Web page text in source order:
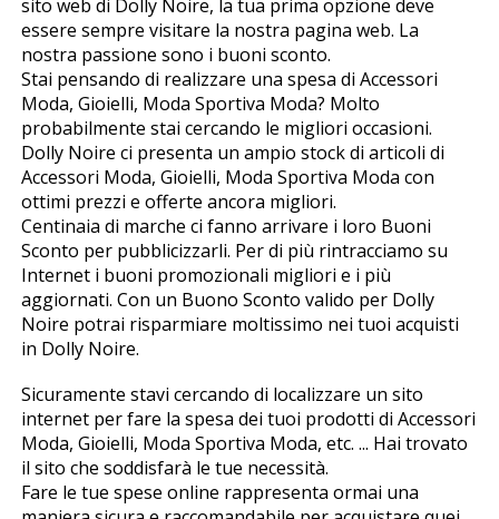
sito web di Dolly Noire, la tua prima opzione deve
essere sempre visitare la nostra pagina web. La
nostra passione sono i buoni sconto.
Stai pensando di realizzare una spesa di Accessori
Moda, Gioielli, Moda Sportiva Moda? Molto
probabilmente stai cercando le migliori occasioni.
Dolly Noire ci presenta un ampio stock di articoli di
Accessori Moda, Gioielli, Moda Sportiva Moda con
ottimi prezzi e offerte ancora migliori.
Centinaia di marche ci fanno arrivare i loro Buoni
Sconto per pubblicizzarli. Per di più rintracciamo su
Internet i buoni promozionali migliori e i più
aggiornati. Con un Buono Sconto valido per Dolly
Noire potrai risparmiare moltissimo nei tuoi acquisti
in Dolly Noire.
Sicuramente stavi cercando di localizzare un sito
internet per fare la spesa dei tuoi prodotti di Accessori
Moda, Gioielli, Moda Sportiva Moda, etc. ... Hai trovato
il sito che soddisfarà le tue necessità.
Fare le tue spese online rappresenta ormai una